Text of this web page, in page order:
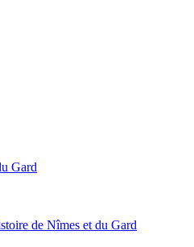
Gard
de Nîmes et du Gard